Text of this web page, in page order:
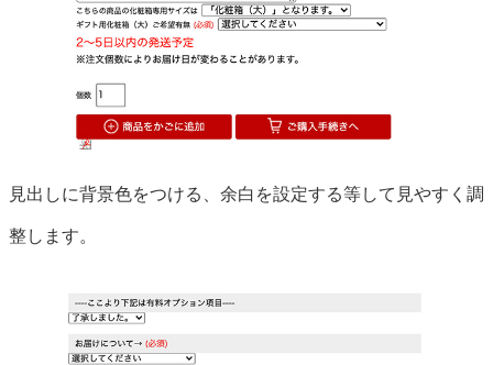
見出しに背景色をつける、余白を設定する等して見やすく調
整します。